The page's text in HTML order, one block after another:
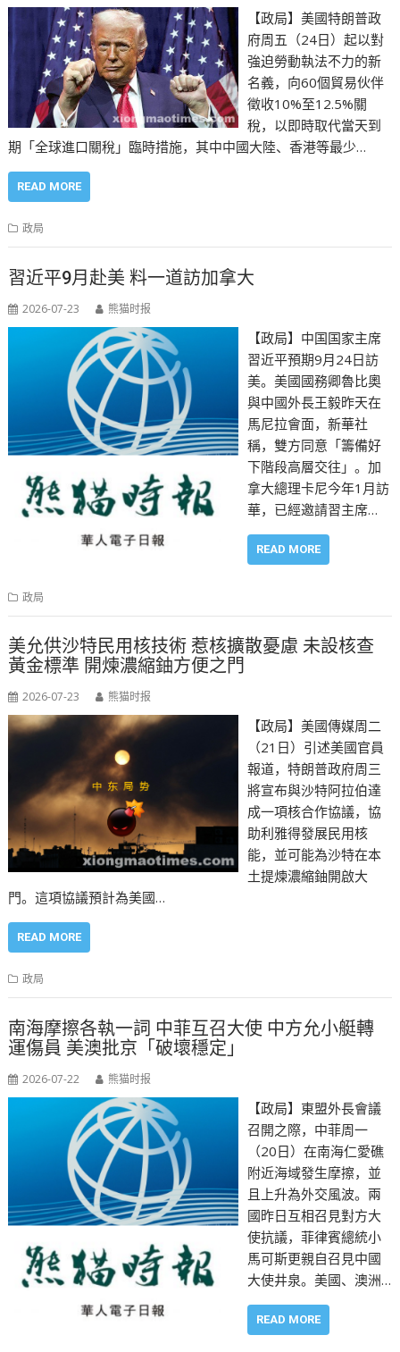
【政局】美國特朗普政
府周五（24日）起以對
強迫勞動執法不力的新
名義，向60個貿易伙伴
徵收10%至12.5%關
稅，以即時取代當天到
期「全球進口關稅」臨時措施，其中中國大陸、香港等最少…
READ MORE
政局
習近平9月赴美 料一道訪加拿大
2026-07-23 熊猫时报
【政局】中国国家主席
習近平預期9月24日訪
美。美國國務卿魯比奧
與中國外長王毅昨天在
馬尼拉會面，新華社
稱，雙方同意「籌備好
下階段高層交往」。加
拿大總理卡尼今年1月訪
華，已經邀請習主席…
READ MORE
政局
美允供沙特民用核技術 惹核擴散憂慮 未設核查
黃金標準 開煉濃縮鈾方便之門
2026-07-23 熊猫时报
【政局】美國傳媒周二
（21日）引述美國官員
報道，特朗普政府周三
將宣布與沙特阿拉伯達
成一項核合作協議，協
助利雅得發展民用核
能，並可能為沙特在本
土提煉濃縮鈾開啟大
門。這項協議預計為美國…
READ MORE
政局
南海摩擦各執一詞 中菲互召大使 中方允小艇轉
運傷員 美澳批京「破壞穩定」
2026-07-22 熊猫时报
【政局】東盟外長會議
召開之際，中菲周一
（20日）在南海仁愛礁
附近海域發生摩擦，並
且上升為外交風波。兩
國昨日互相召見對方大
使抗議，菲律賓總統小
馬可斯更親自召見中國
大使井泉。美國、澳洲…
READ MORE